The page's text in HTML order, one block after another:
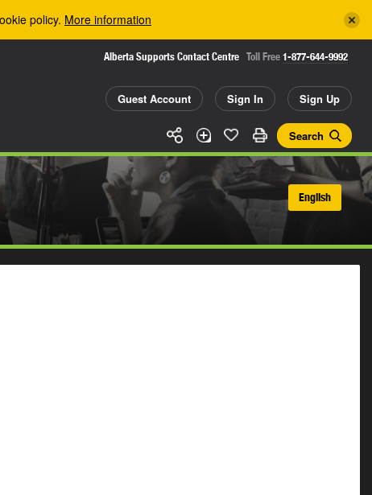
policy. More information
Alberta Supports Contact Centre Toll Free 1-877-644-9992
Guest Account Sign In Sign Up
Search
English